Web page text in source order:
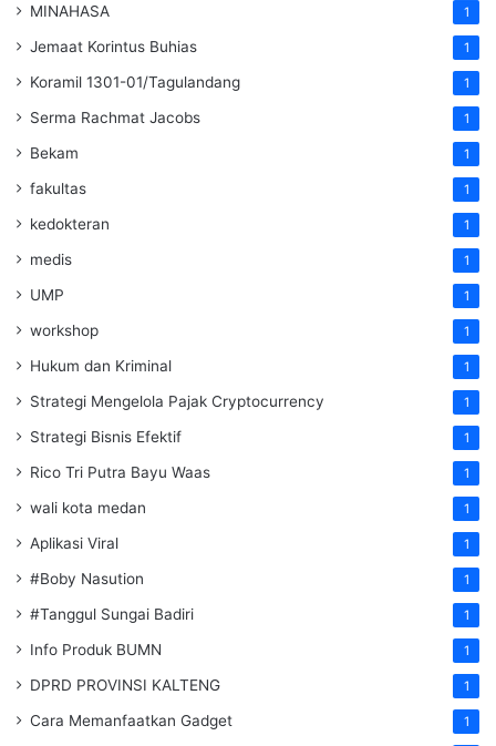
MINAHASA 1
Jemaat Korintus Buhias 1
Koramil 1301-01/Tagulandang 1
Serma Rachmat Jacobs 1
Bekam 1
fakultas 1
kedokteran 1
medis 1
UMP 1
workshop 1
Hukum dan Kriminal 1
Strategi Mengelola Pajak Cryptocurrency 1
Strategi Bisnis Efektif 1
Rico Tri Putra Bayu Waas 1
wali kota medan 1
Aplikasi Viral 1
#Boby Nasution 1
#Tanggul Sungai Badiri 1
Info Produk BUMN 1
DPRD PROVINSI KALTENG 1
Cara Memanfaatkan Gadget 1